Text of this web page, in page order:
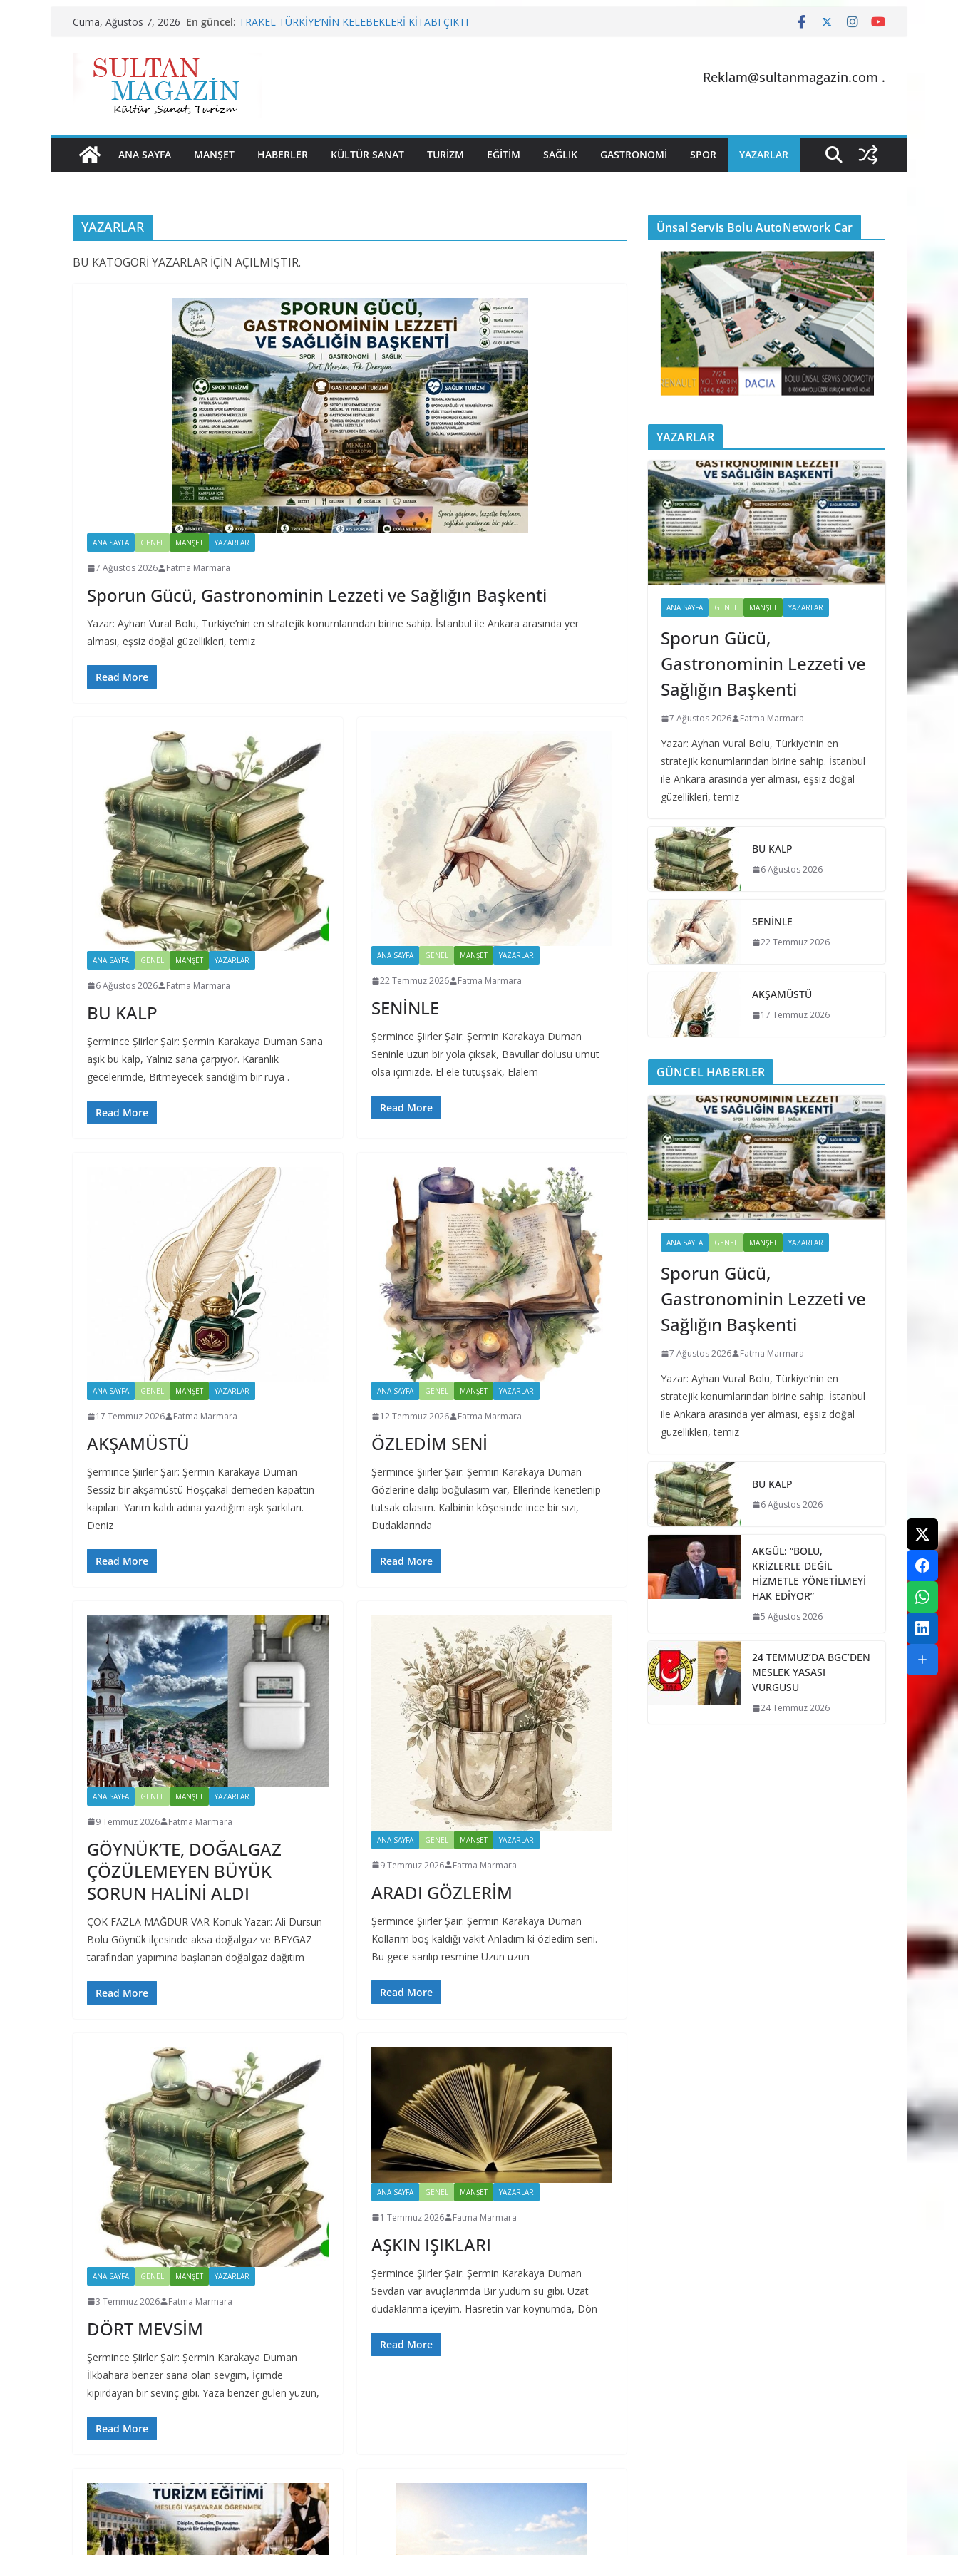
Cuma, Ağustos 7, 2026 En güncel: TRAKEL TÜRKİYE’NİN KELEBEKLERİ KİTABI ÇIKTI
HAK EDİYOR”
Reklam@sultanmagazin.com .
ANA SAYFA MANŞET HABERLER KÜLTÜR SANAT TURİZM EĞİTİM SAĞLIK GASTRONOMİ SPOR YAZARLAR
YAZARLAR
BU KATOGORİ YAZARLAR İÇİN AÇILMIŞTIR.
ANA SAYFA GENEL MANŞET YAZARLAR
7 Ağustos 2026 Fatma Marmara
Sporun Gücü, Gastronominin Lezzeti ve Sağlığın Başkenti
Yazar: Ayhan Vural Bolu, Türkiye’nin en stratejik konumlarından birine sahip. İstanbul ile Ankara arasında yer
alması, eşsiz doğal güzellikleri, temiz
Read More
ANA SAYFA GENEL MANŞET YAZARLAR
6 Ağustos 2026 Fatma Marmara
BU KALP
Şermince Şiirler Şair: Şermin Karakaya Duman Sana
aşık bu kalp, Yalnız sana çarpıyor. Karanlık
gecelerimde, Bitmeyecek sandığım bir rüya .
Read More
ANA SAYFA GENEL MANŞET YAZARLAR
22 Temmuz 2026 Fatma Marmara
SENİNLE
Şermince Şiirler Şair: Şermin Karakaya Duman
Seninle uzun bir yola çıksak, Bavullar dolusu umut
olsa içimizde. El ele tutuşsak, Elalem
Read More
ANA SAYFA GENEL MANŞET YAZARLAR
17 Temmuz 2026 Fatma Marmara
AKŞAMÜSTÜ
Şermince Şiirler Şair: Şermin Karakaya Duman
Sessiz bir akşamüstü Hoşçakal demeden kapattın
kapıları. Yarım kaldı adına yazdığım aşk şarkıları.
Deniz
Read More
ANA SAYFA GENEL MANŞET YAZARLAR
12 Temmuz 2026 Fatma Marmara
ÖZLEDİM SENİ
Şermince Şiirler Şair: Şermin Karakaya Duman
Gözlerine dalıp boğulasım var, Ellerinde kenetlenip
tutsak olasım. Kalbinin köşesinde ince bir sızı,
Dudaklarında
Read More
ANA SAYFA GENEL MANŞET YAZARLAR
9 Temmuz 2026 Fatma Marmara
GÖYNÜK’TE, DOĞALGAZ
ÇÖZÜLEMEYEN BÜYÜK
SORUN HALİNİ ALDI
ÇOK FAZLA MAĞDUR VAR Konuk Yazar: Ali Dursun
Bolu Göynük ilçesinde aksa doğalgaz ve BEYGAZ
tarafından yapımına başlanan doğalgaz dağıtım
Read More
ANA SAYFA GENEL MANŞET YAZARLAR
9 Temmuz 2026 Fatma Marmara
ARADI GÖZLERİM
Şermince Şiirler Şair: Şermin Karakaya Duman
Kollarım boş kaldığı vakit Anladım ki özledim seni.
Bu gece sarılıp resmine Uzun uzun
Read More
ANA SAYFA GENEL MANŞET YAZARLAR
3 Temmuz 2026 Fatma Marmara
DÖRT MEVSİM
Şermince Şiirler Şair: Şermin Karakaya Duman
İlkbahara benzer sana olan sevgim, İçimde
kıpırdayan bir sevinç gibi. Yaza benzer gülen yüzün,
Read More
ANA SAYFA GENEL MANŞET YAZARLAR
1 Temmuz 2026 Fatma Marmara
AŞKIN IŞIKLARI
Şermince Şiirler Şair: Şermin Karakaya Duman
Sevdan var avuçlarımda Bir yudum su gibi. Uzat
dudaklarıma içeyim. Hasretin var koynumda, Dön
Read More
Ünsal Servis Bolu AutoNetwork Car
YAZARLAR
ANA SAYFA GENEL MANŞET YAZARLAR
Sporun Gücü,
Gastronominin Lezzeti ve
Sağlığın Başkenti
7 Ağustos 2026 Fatma Marmara
Yazar: Ayhan Vural Bolu, Türkiye’nin en
stratejik konumlarından birine sahip. İstanbul
ile Ankara arasında yer alması, eşsiz doğal
güzellikleri, temiz
BU KALP
6 Ağustos 2026
SENİNLE
22 Temmuz 2026
AKŞAMÜSTÜ
17 Temmuz 2026
GÜNCEL HABERLER
ANA SAYFA GENEL MANŞET YAZARLAR
Sporun Gücü,
Gastronominin Lezzeti ve
Sağlığın Başkenti
7 Ağustos 2026 Fatma Marmara
Yazar: Ayhan Vural Bolu, Türkiye’nin en
stratejik konumlarından birine sahip. İstanbul
ile Ankara arasında yer alması, eşsiz doğal
güzellikleri, temiz
BU KALP
6 Ağustos 2026
AKGÜL: “BOLU,
KRİZLERLE DEĞİL
HİZMETLE YÖNETİLMEYİ
HAK EDİYOR”
5 Ağustos 2026
24 TEMMUZ’DA BGC’DEN
MESLEK YASASI
VURGUSU
24 Temmuz 2026